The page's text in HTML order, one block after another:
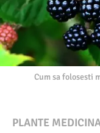
Cum sa folosesti
0
PLANTE